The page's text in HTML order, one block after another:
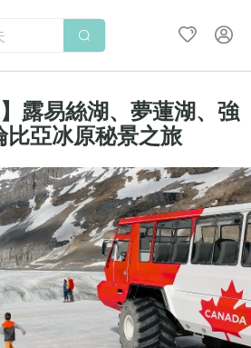
露易絲湖、夢蓮湖、強
比亞冰原秘景之旅